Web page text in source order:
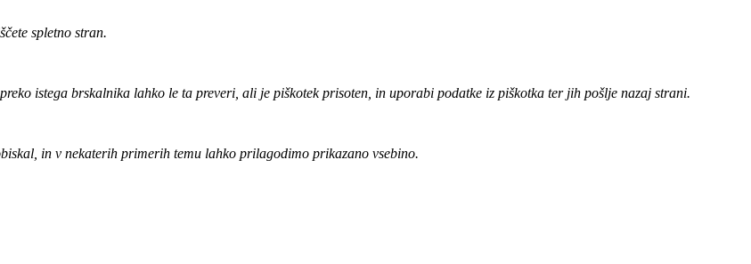
spletno stran.
istega brskalnika lahko le ta preveri, ali je piškotek prisoten, in uporabi podatke iz piškotka ter jih pošlje nazaj strani.
in v nekaterih primerih temu lahko prilagodimo prikazano vsebino.